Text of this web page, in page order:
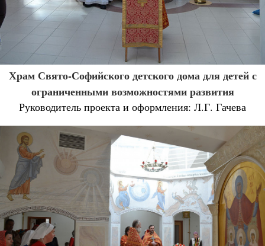
Храм Свято-Софийского детского дома для детей с
ограниченными возможностями развития
Руководитель проекта и оформления: Л.Г. Гачева